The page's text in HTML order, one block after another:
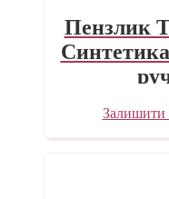
Пензлик
Залишити